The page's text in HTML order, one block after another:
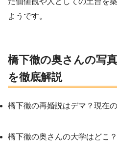
ようです。
橋下徹の奥さんの写
を徹底解説
橋下徹の再婚説はデマ？現在
橋下徹の奥さんの大学はどこ